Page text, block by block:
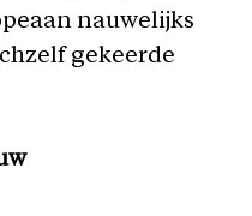
nauwelijks
gekeerde